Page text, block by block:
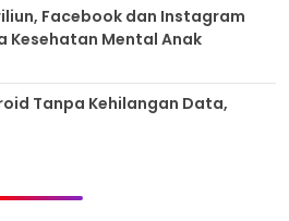
Facebook dan Instagram
Kesehatan Mental Anak
Tanpa Kehilangan Data,